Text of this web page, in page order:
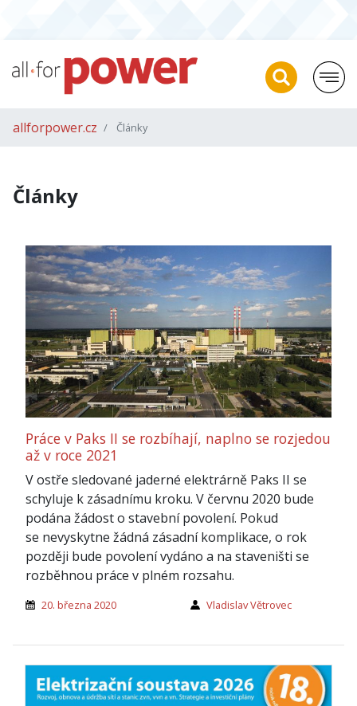
allforpower.cz Články
Články
Práce v Paks II se rozbíhají, naplno se rozjedou
až v roce 2021
V ostře sledované jaderné elektrárně Paks II se
schyluje k zásadnímu kroku. V červnu 2020 bude
podána žádost o stavební povolení. Pokud
se nevyskytne žádná zásadní komplikace, o rok
později bude povolení vydáno a na staveništi se
rozběhnou práce v plném rozsahu.
20. března 2020 Vladislav Větrovec